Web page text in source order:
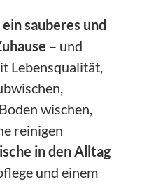
sauberes und
– und
Lebensqualität,
wischen,
reinigen
in den Alltag
und einem